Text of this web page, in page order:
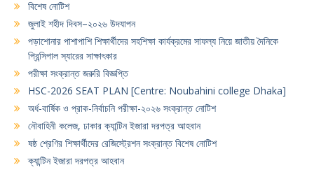
বিশেষ নোটিশ
জুলাই শহীদ দিবস–২০২৬ উদযাপন
পড়াশোনার পাশাপাশি শিক্ষার্থীদের সহশিক্ষা কার্যক্রমের সাফল্য নিয়ে জাতীয় দৈনিকে
প্রিন্সিপাল স্যারের সাক্ষাৎকার
পরীক্ষা সংক্রান্ত জরুরি বিজ্ঞপ্তি
HSC-2026 SEAT PLAN [Centre: Noubahini college Dhaka]
অর্ধ-বার্ষিক ও প্রাক-নির্বাচনি পরীক্ষা-২০২৬ সংক্রান্ত নোটিশ
নৌবাহিনী কলেজ, ঢাকার ক্যান্টিন ইজারা দরপত্র আহবান
ষষ্ঠ শ্রেণির শিক্ষার্থীদের রেজিস্ট্রেশন সংক্রান্ত বিশেষ নোটিশ
ক্যান্টিন ইজারা দরপত্র আহবান